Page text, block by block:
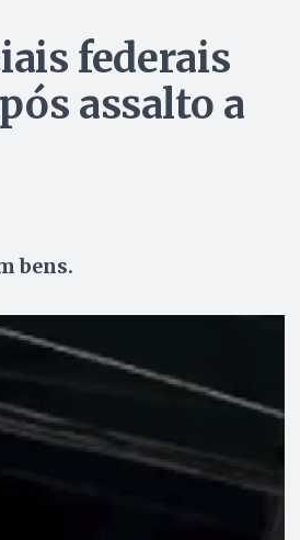
federais
assalto a
bens.